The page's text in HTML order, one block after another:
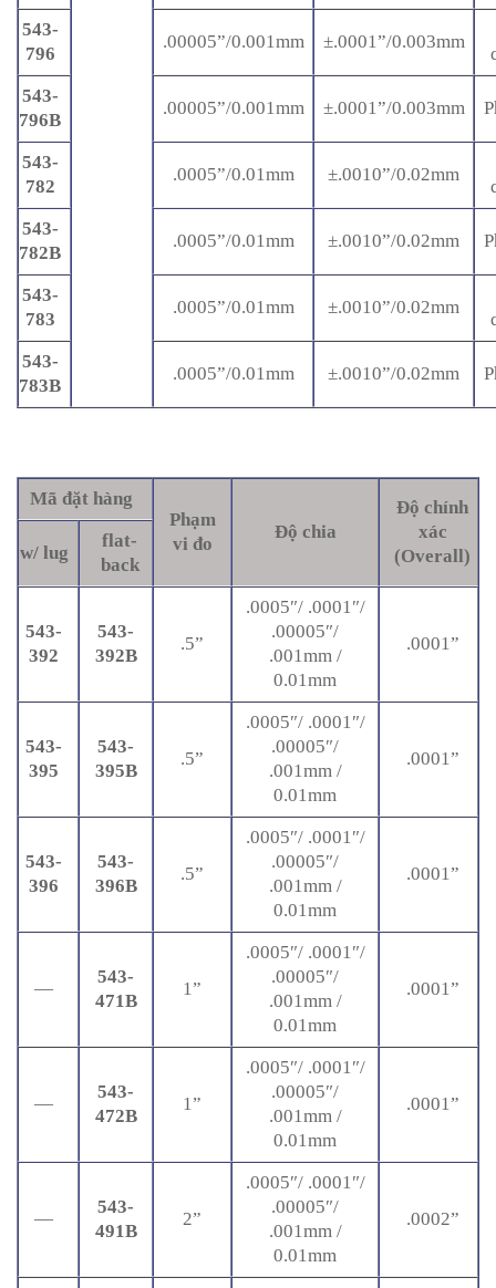
543-
796
.00005”/0.001mm ±.0001”/0.003mm
543-
796B
.00005”/0.001mm ±.0001”/0.003mm
543-
782
.0005”/0.01mm ±.0010”/0.02mm
543-
782B
.0005”/0.01mm ±.0010”/0.02mm
543-
783
.0005”/0.01mm ±.0010”/0.02mm
543-
783B
.0005”/0.01mm ±.0010”/0.02mm
Mã đặt hàng
Phạm
vi đo
Độ chia
Độ chính
xác
(Overall)
w/ lug
flat-
back
543-
392
543-
392B
.5”
.0005″/ .0001″/
.00005″/
.001mm /
0.01mm
.0001”
543-
395
543-
395B
.5”
.0005″/ .0001″/
.00005″/
.001mm /
0.01mm
.0001”
543-
396
543-
396B
.5”
.0005″/ .0001″/
.00005″/
.001mm /
0.01mm
.0001”
—
543-
471B
1”
.0005″/ .0001″/
.00005″/
.001mm /
0.01mm
.0001”
—
543-
472B
1”
.0005″/ .0001″/
.00005″/
.001mm /
0.01mm
.0001”
—
543-
491B
2”
.0005″/ .0001″/
.00005″/
.001mm /
0.01mm
.0002”